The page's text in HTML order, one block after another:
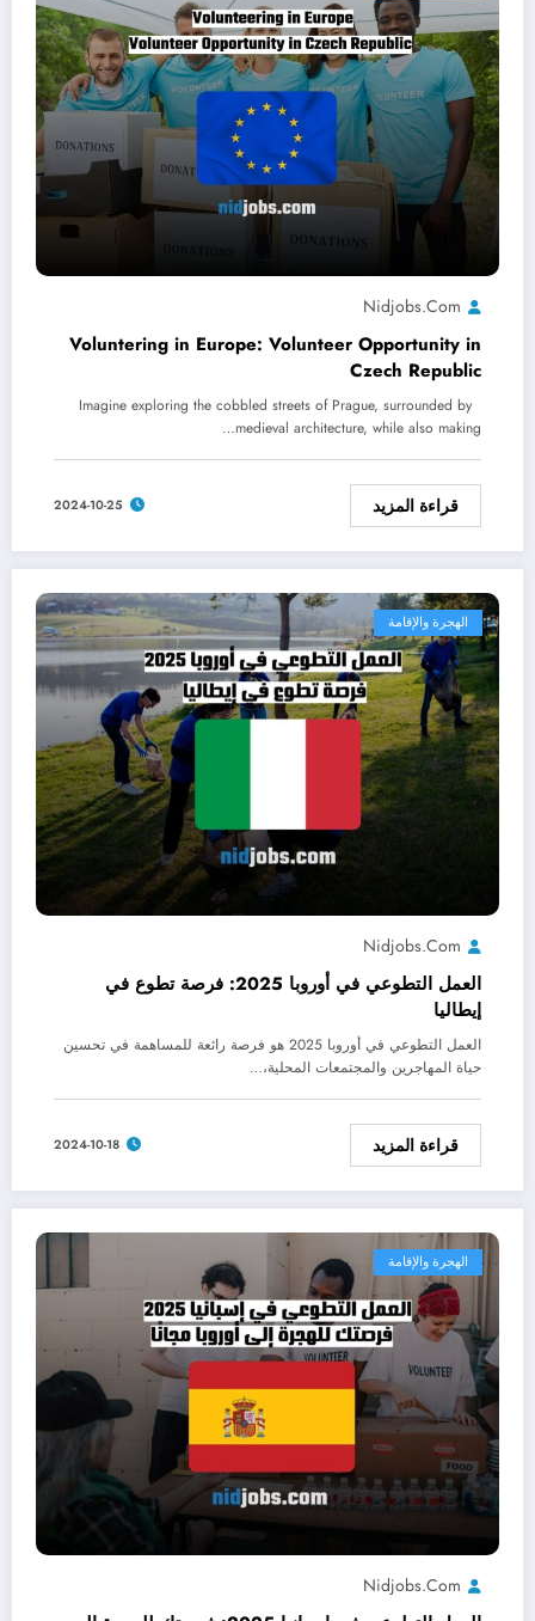
Nidjobs.com
Voluntering in Europe: Volunteer Opportunity in
Czech Republic
Imagine exploring the cobbled streets of Prague, surrounded by
medieval architecture, while also making…
قراءة المزيد 2024-10-25
الهجرة والإقامة
Nidjobs.com
العمل التطوعي في أوروبا 2025: فرصة تطوع في
إيطاليا
العمل التطوعي في أوروبا 2025 هو فرصة رائعة للمساهمة في تحسين
حياة المهاجرين والمجتمعات المحلية،…
قراءة المزيد 2024-10-18
الهجرة والإقامة
Nidjobs.com